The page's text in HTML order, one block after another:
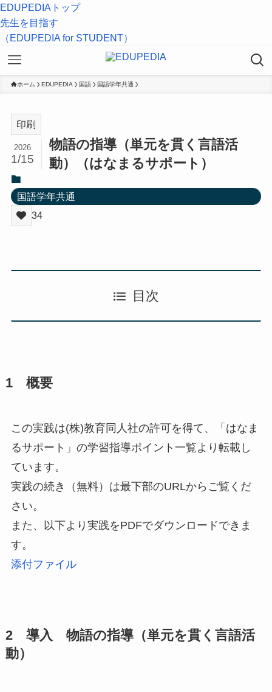
EDUPEDIAトップ
先生を目指す
（EDUPEDIA for STUDENT）
ホーム EDUPEDIA 国語 国語学年共通
印刷
物語の指導（単元を貫く言語活
動）（はなまるサポート）
2026
1/15
国語学年共通
34
目次
1 概要
この実践は(株)教育同人社の許可を得て、「はなま
るサポート」の学習指導ポイント一覧より転載し
ています。
実践の続き（無料）は最下部のURLからご覧くだ
さい。
また、以下より実践をPDFでダウンロードできま
す。
添付ファイル
2 導入 物語の指導（単元を貫く言語活
動）